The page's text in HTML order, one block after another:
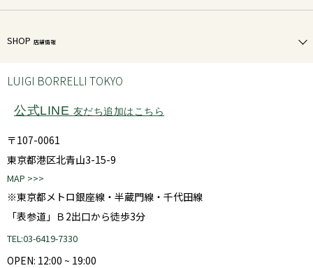
SHOP 店舗情報
LUIGI BORRELLI TOKYO
公式LINE 友だち追加はこちら
〒107-0061
東京都港区北青山3-15-9
MAP >>>
※東京都メトロ銀座線・半蔵門線・千代田線
「表参道」Ｂ2出口から徒歩3分
TEL:03-6419-7330
OPEN: 12:00 ~ 19:00